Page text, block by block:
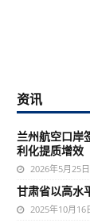
资讯
兰州航空口岸
利化提质增效
2026年5月25
甘肃省以高水
2025年10月16